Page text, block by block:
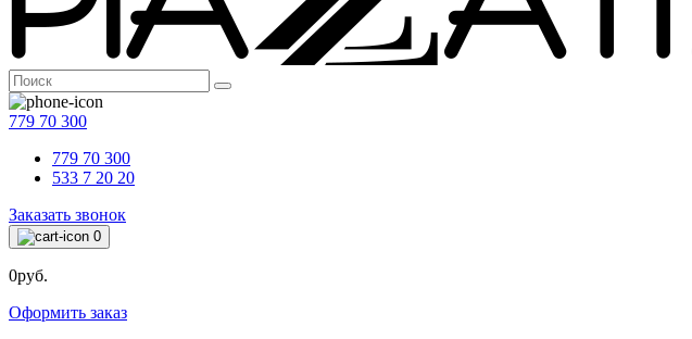
779 70 300
779 70 300
533 7 20 20
Заказать звонок
0
0руб.
Оформить заказ